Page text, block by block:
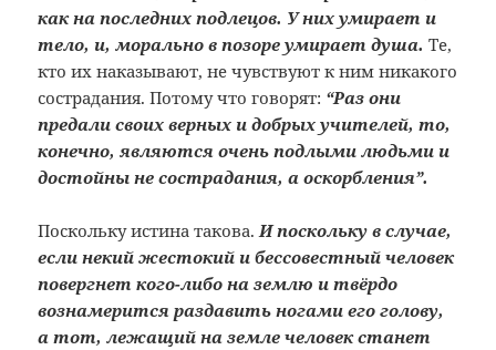
как на последних подлецов. У них умирает и
тело, и, морально в позоре умирает душа. Те,
кто их наказывают, не чувствуют к ним никакого
сострадания. Потому что говорят: “Раз они
предали своих верных и добрых учителей, то,
конечно, являются очень подлыми людьми и
достойны не сострадания, а оскорбления”.
Поскольку истина такова.И поскольку в случае,
если некий жестокий и бессовестный человек
повергнет кого-либо на землю и твёрдо
вознамерится раздавить ногами его голову,
а тот, лежащий на земле человек станет